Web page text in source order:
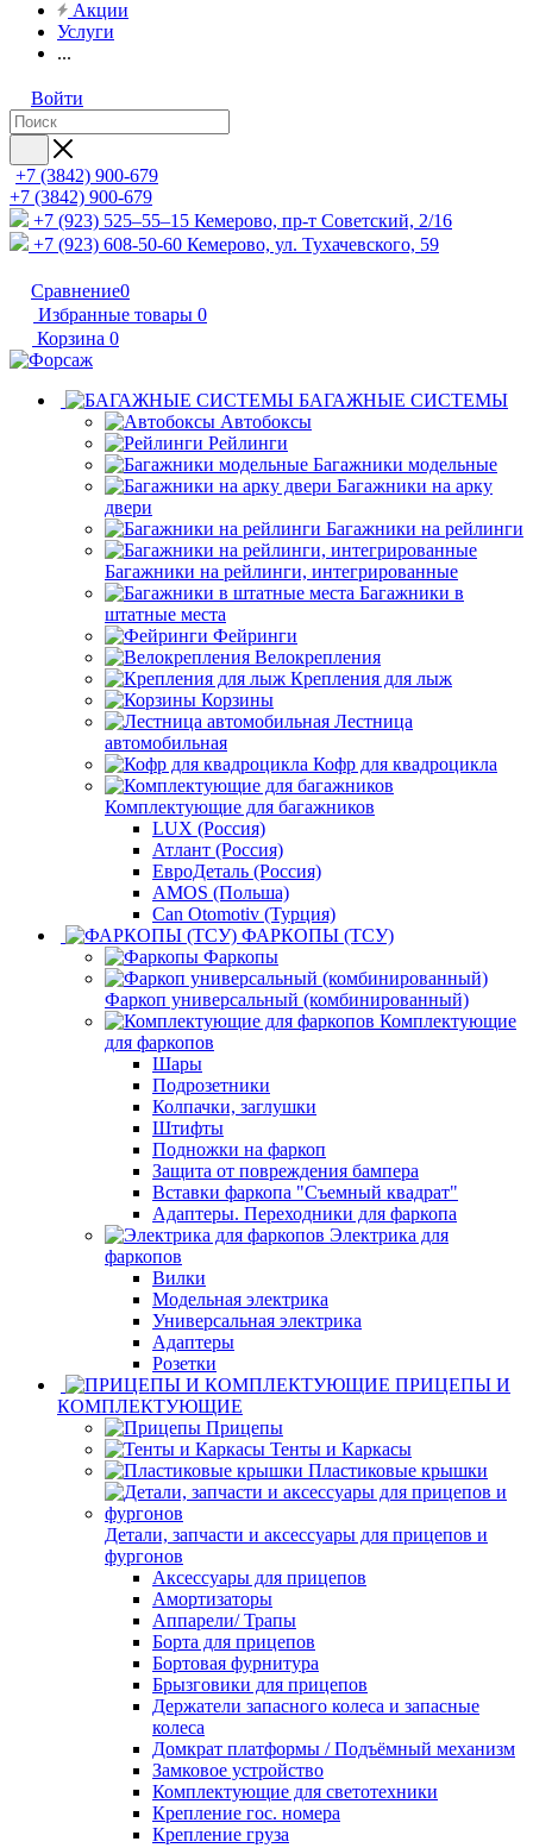
Акции
Услуги
...
Войти
+7 (3842) 900-679
+7 (3842) 900-679
+7 (923) 525–55–15 Кемерово, пр-т Советский, 2/16
+7 (923) 608-50-60 Кемерово, ул. Тухачевского, 59
Сравнение0
Избранные товары 0
Корзина 0
БАГАЖНЫЕ СИСТЕМЫ
Автобоксы
Рейлинги
Багажники модельные
Багажники на арку
двери
Багажники на рейлинги
Багажники на рейлинги, интегрированные
Багажники в
штатные места
Фейринги
Велокрепления
Крепления для лыж
Корзины
Лестница
автомобильная
Кофр для квадроцикла
Комплектующие для багажников
LUX (Россия)
Атлант (Россия)
ЕвроДеталь (Россия)
AMOS (Польша)
Can Otomotiv (Турция)
ФАРКОПЫ (ТСУ)
Фаркопы
Фаркоп универсальный (комбинированный)
Комплектующие
для фаркопов
Шары
Подрозетники
Колпачки, заглушки
Штифты
Подножки на фаркоп
Защита от повреждения бампера
Вставки фаркопа "Съемный квадрат"
Адаптеры. Переходники для фаркопа
Электрика для
фаркопов
Вилки
Модельная электрика
Универсальная электрика
Адаптеры
Розетки
ПРИЦЕПЫ И
КОМПЛЕКТУЮЩИЕ
Прицепы
Тенты и Каркасы
Пластиковые крышки
Детали, запчасти и аксессуары для прицепов и
фургонов
Аксессуары для прицепов
Амортизаторы
Аппарели/ Трапы
Борта для прицепов
Бортовая фурнитура
Брызговики для прицепов
Держатели запасного колеса и запасные
колеса
Домкрат платформы / Подъёмный механизм
Замковое устройство
Комплектующие для светотехники
Крепление гос. номера
Крепление груза